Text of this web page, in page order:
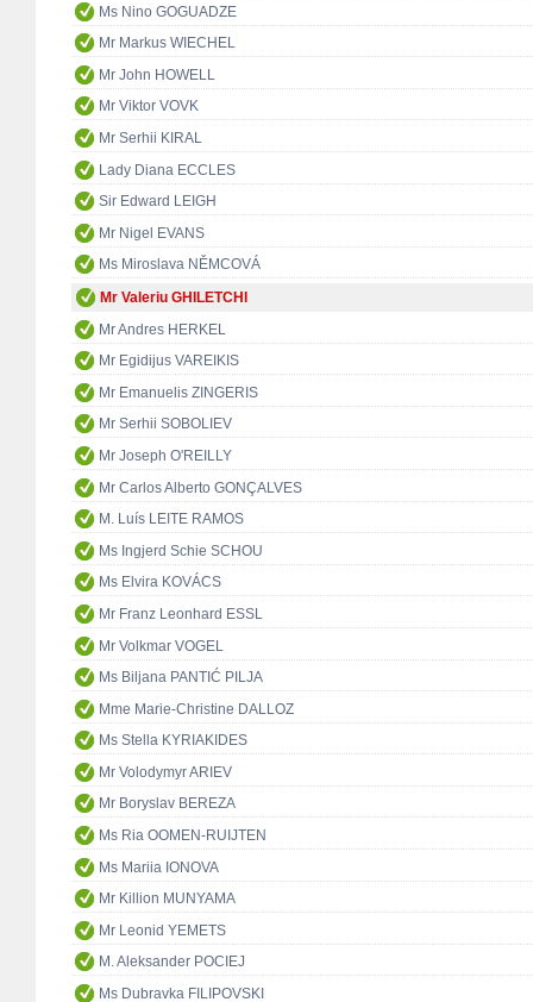
Ms Nino GOGUADZE
Mr Markus WIECHEL
Mr John HOWELL
Mr Viktor VOVK
Mr Serhii KIRAL
Lady Diana ECCLES
Sir Edward LEIGH
Mr Nigel EVANS
Ms Miroslava NĚMCOVÁ
Mr Valeriu GHILETCHI
Mr Andres HERKEL
Mr Egidijus VAREIKIS
Mr Emanuelis ZINGERIS
Mr Serhii SOBOLIEV
Mr Joseph O'REILLY
Mr Carlos Alberto GONÇALVES
M. Luís LEITE RAMOS
Ms Ingjerd Schie SCHOU
Ms Elvira KOVÁCS
Mr Franz Leonhard ESSL
Mr Volkmar VOGEL
Ms Biljana PANTIĆ PILJA
Mme Marie-Christine DALLOZ
Ms Stella KYRIAKIDES
Mr Volodymyr ARIEV
Mr Boryslav BEREZA
Ms Ria OOMEN-RUIJTEN
Ms Mariia IONOVA
Mr Killion MUNYAMA
Mr Leonid YEMETS
M. Aleksander POCIEJ
Ms Dubravka FILIPOVSKI